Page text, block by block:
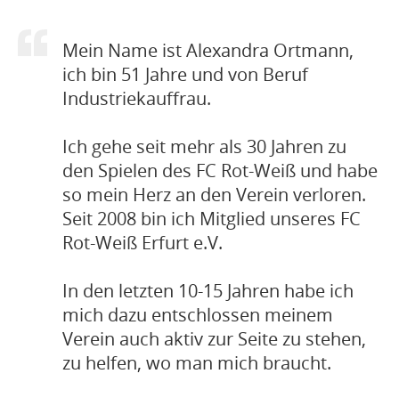
Mein Name ist Alexandra Ortmann,
ich bin 51 Jahre und von Beruf
Industriekauffrau.
Ich gehe seit mehr als 30 Jahren zu
den Spielen des FC Rot-Weiß und habe
so mein Herz an den Verein verloren.
Seit 2008 bin ich Mitglied unseres FC
Rot-Weiß Erfurt e.V.
In den letzten 10-15 Jahren habe ich
mich dazu entschlossen meinem
Verein auch aktiv zur Seite zu stehen,
zu helfen, wo man mich braucht.